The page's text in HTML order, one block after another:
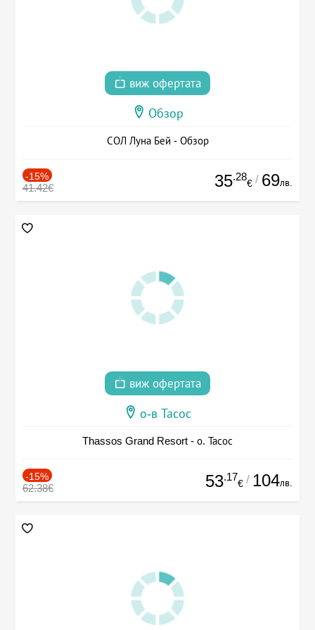
виж офертата
Обзор
СОЛ Луна Бей - Обзор
-15%
41.42€ 35.28
€ / 69лв.
виж офертата
о-в Тасос
Thassos Grand Resort - о. Тасос
-15%
62.38€ 53.17
€ / 104лв.